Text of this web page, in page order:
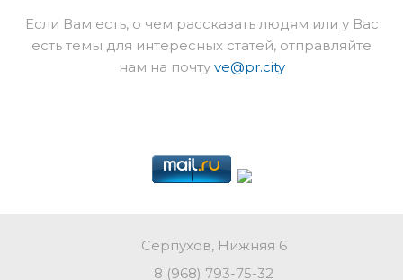
Если Вам есть, о чем рассказать людям или у Вас
есть темы для интересных статей, отправляйте
нам на почту ve@pr.city
Серпухов, Нижняя 6
8 (968) 793-75-32